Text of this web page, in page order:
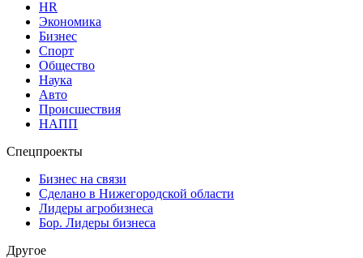
HR
Экономика
Бизнес
Спорт
Общество
Наука
Авто
Происшествия
НАПП
Спецпроекты
Бизнес на связи
Сделано в Нижегородской области
Лидеры агробизнеса
Бор. Лидеры бизнеса
Другое